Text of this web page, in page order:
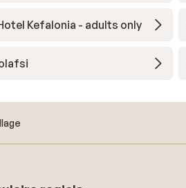
Kefalonia - adults only